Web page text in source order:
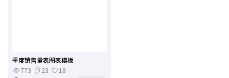
季度销售量表图表模板
773
23
18